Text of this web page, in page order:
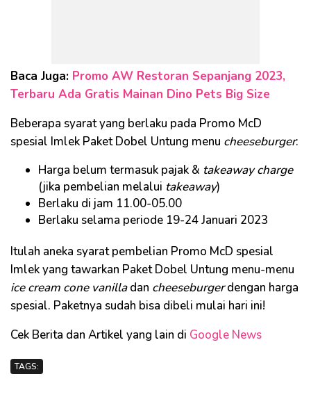
Baca Juga: Promo AW Restoran Sepanjang 2023,
Terbaru Ada Gratis Mainan Dino Pets Big Size
Beberapa syarat yang berlaku pada Promo McD
spesial Imlek Paket Dobel Untung menu cheeseburger:
Harga belum termasuk pajak & takeaway charge
(jika pembelian melalui takeaway)
Berlaku di jam 11.00-05.00
Berlaku selama periode 19-24 Januari 2023
Itulah aneka syarat pembelian Promo McD spesial
Imlek yang tawarkan Paket Dobel Untung menu-menu
ice cream cone vanilladan cheeseburgerdengan harga
spesial. Paketnya sudah bisa dibeli mulai hari ini!
Cek Berita dan Artikel yang lain di Google News
TAGS: